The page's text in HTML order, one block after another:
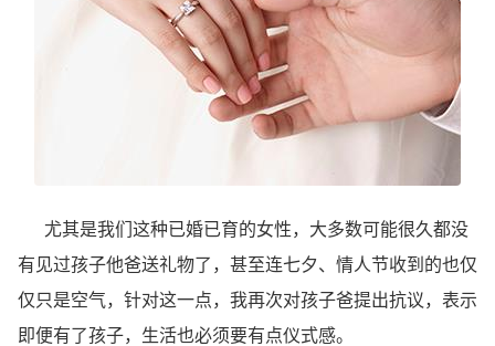
尤其是我们这种已婚已育的女性，大多数可能很久都没
有见过孩子他爸送礼物了，甚至连七夕、情人节收到的也仅
仅只是空气，针对这一点，我再次对孩子爸提出抗议，表示
即便有了孩子，生活也必须要有点仪式感。